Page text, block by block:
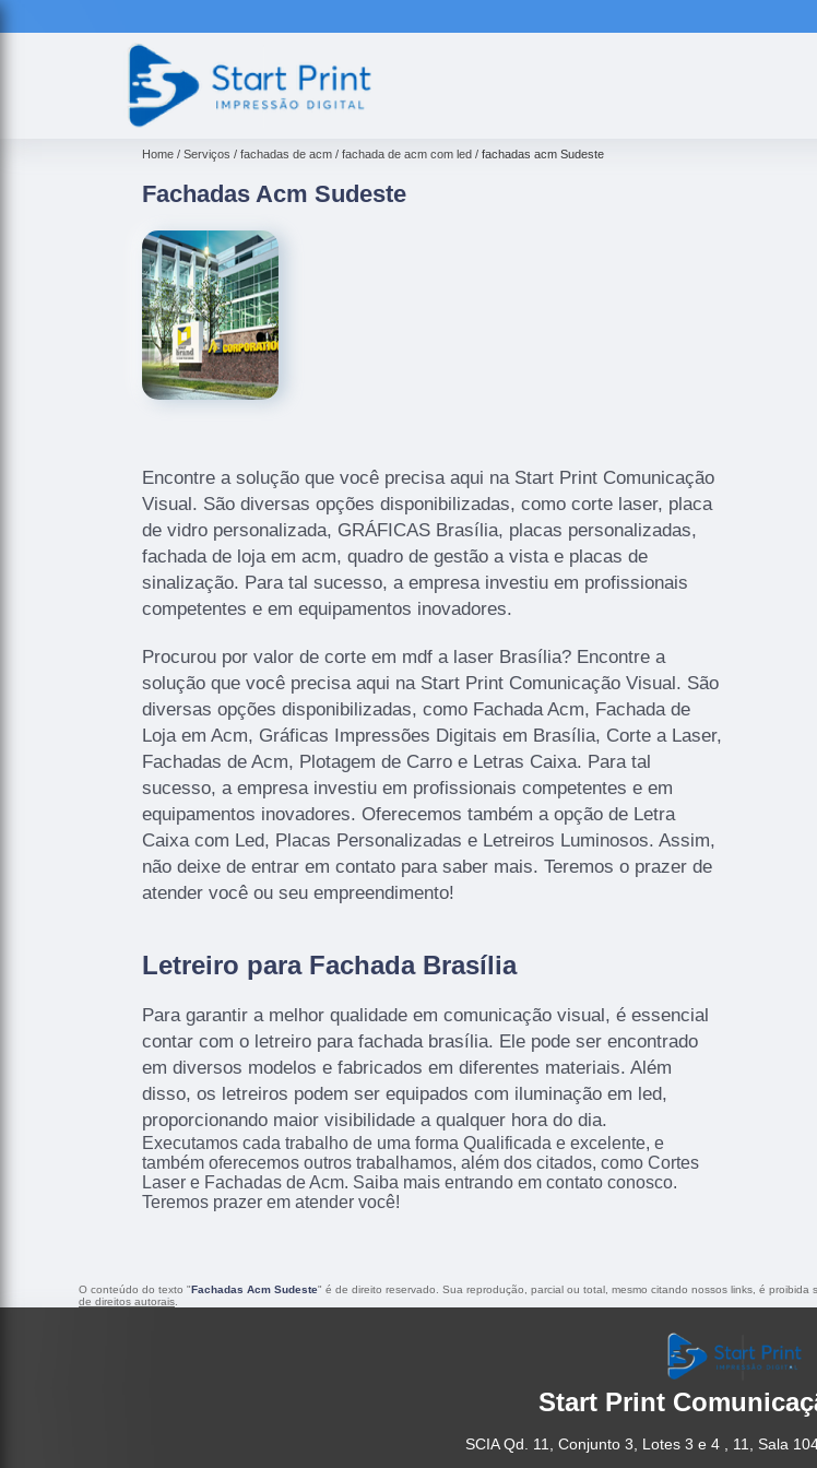
Home Serviços fachadas de acm fachada de acm com led fachadas acm Sudeste
Fachadas Acm Sudeste
Encontre a solução que você precisa aqui na Start Print Comunicação
Visual. São diversas opções disponibilizadas, como corte laser, placa
de vidro personalizada, GRÁFICAS Brasília, placas personalizadas,
fachada de loja em acm, quadro de gestão a vista e placas de
sinalização. Para tal sucesso, a empresa investiu em profissionais
competentes e em equipamentos inovadores.
Procurou por valor de corte em mdf a laser Brasília? Encontre a
solução que você precisa aqui na Start Print Comunicação Visual. São
diversas opções disponibilizadas, como Fachada Acm, Fachada de
Loja em Acm, Gráficas Impressões Digitais em Brasília, Corte a Laser,
Fachadas de Acm, Plotagem de Carro e Letras Caixa. Para tal
sucesso, a empresa investiu em profissionais competentes e em
equipamentos inovadores. Oferecemos também a opção de Letra
Caixa com Led, Placas Personalizadas e Letreiros Luminosos. Assim,
não deixe de entrar em contato para saber mais. Teremos o prazer de
atender você ou seu empreendimento!
Letreiro para Fachada Brasília
Para garantir a melhor qualidade em comunicação visual, é essencial
contar com o letreiro para fachada brasília. Ele pode ser encontrado
em diversos modelos e fabricados em diferentes materiais. Além
disso, os letreiros podem ser equipados com iluminação em led,
proporcionando maior visibilidade a qualquer hora do dia.
Executamos cada trabalho de uma forma Qualificada e excelente, e
também oferecemos outros trabalhamos, além dos citados, como Cortes
Laser e Fachadas de Acm. Saiba mais entrando em contato conosco.
Teremos prazer em atender você!
O conteúdo do texto "Fachadas Acm Sudeste" é de direito reservado. Sua reprodução, parcial ou total, mesmo citando nossos links, é
de direitos autorais
Start Print
SCIA Qd. 11, Conjunto 3, Lotes 3 e 4 , 11, Sala